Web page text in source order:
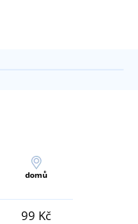
domů
99 Kč